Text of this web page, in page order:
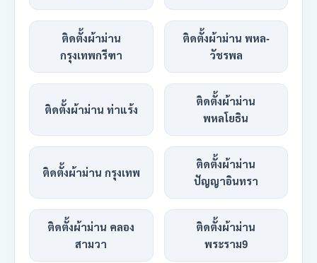
ติดตั้งผ้าม่าน
กรุงเทพกรีฑา
ติดตั้งผ้าม่าน พหล-
วัชรพล
ติดตั้งผ้าม่าน ท่าแร้ง
ติดตั้งผ้าม่าน
พหลโยธิน
ติดตั้งผ้าม่าน กรุงเทพ
ติดตั้งผ้าม่าน
ปัญญาอินทรา
ติดตั้งผ้าม่าน คลอง
สามวา
ติดตั้งผ้าม่าน
พระราม9